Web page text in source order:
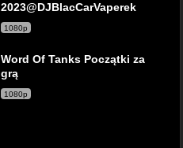
2023@DJBlacCarVaperek
1080p
Word Of Tanks Początki za
grą
1080p